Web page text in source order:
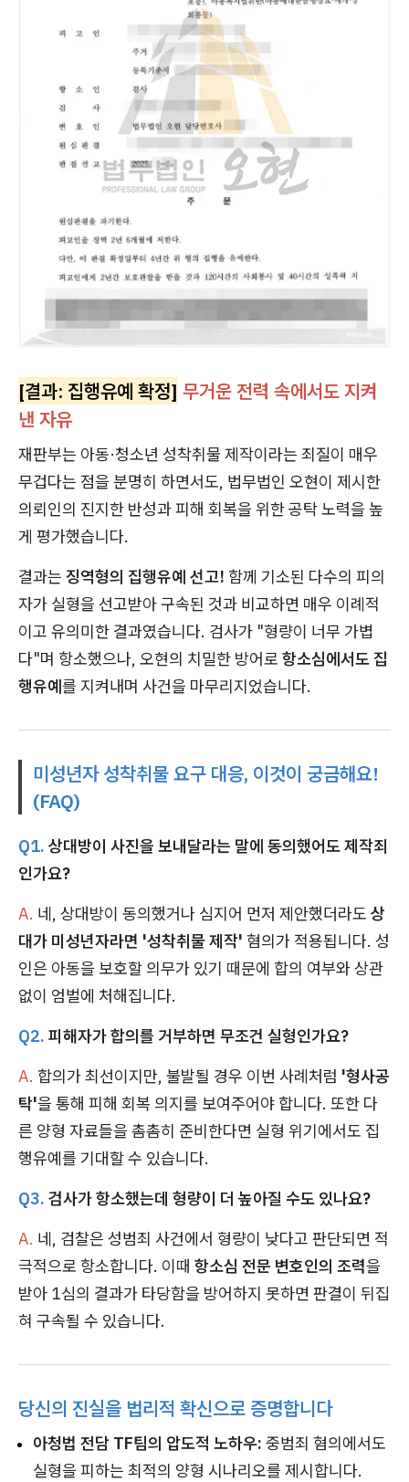
[결과: 집행유예 확정] 무거운 전력 속에서도 지켜
낸 자유
재판부는 아동·청소년 성착취물 제작이라는 죄질이 매우
무겁다는 점을 분명히 하면서도, 법무법인 오현이 제시한
의뢰인의 진지한 반성과 피해 회복을 위한 공탁 노력을 높
게 평가했습니다.
결과는 징역형의 집행유예 선고! 함께 기소된 다수의 피의
자가 실형을 선고받아 구속된 것과 비교하면 매우 이례적
이고 유의미한 결과였습니다. 검사가 "형량이 너무 가볍
다"며 항소했으나, 오현의 치밀한 방어로 항소심에서도 집
행유예를 지켜내며 사건을 마무리지었습니다.
미성년자 성착취물 요구 대응, 이것이 궁금해요!
(FAQ)
Q1. 상대방이 사진을 보내달라는 말에 동의했어도 제작죄
인가요?
A. 네, 상대방이 동의했거나 심지어 먼저 제안했더라도 상
대가 미성년자라면 '성착취물 제작' 혐의가 적용됩니다. 성
인은 아동을 보호할 의무가 있기 때문에 합의 여부와 상관
없이 엄벌에 처해집니다.
Q2. 피해자가 합의를 거부하면 무조건 실형인가요?
A. 합의가 최선이지만, 불발될 경우 이번 사례처럼 '형사공
탁'을 통해 피해 회복 의지를 보여주어야 합니다. 또한 다
른 양형 자료들을 촘촘히 준비한다면 실형 위기에서도 집
행유예를 기대할 수 있습니다.
Q3. 검사가 항소했는데 형량이 더 높아질 수도 있나요?
A. 네, 검찰은 성범죄 사건에서 형량이 낮다고 판단되면 적
극적으로 항소합니다. 이때 항소심 전문 변호인의 조력을
받아 1심의 결과가 타당함을 방어하지 못하면 판결이 뒤집
혀 구속될 수 있습니다.
당신의 진실을 법리적 확신으로 증명합니다
아청법 전담 TF팀의 압도적 노하우: 중범죄 혐의에서도
실형을 피하는 최적의 양형 시나리오를 제시합니다.